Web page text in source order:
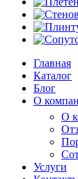
Главная
Каталог
Блог
О
О
Услуги